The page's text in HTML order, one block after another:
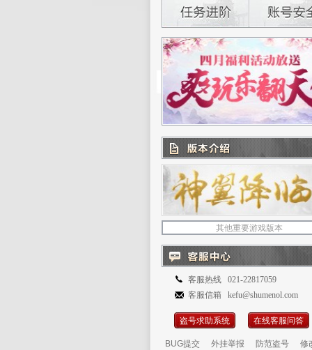
其他重要游戏版本
客服热线 021-22817059
客服信箱 kefu@shumenol.com
盗号求助系统 在线客服问答
BUG提交 外挂举报 防范盗号
修